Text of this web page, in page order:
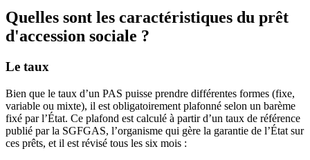
Quelles sont les caractéristiques du prêt
d'accession sociale ?
Le taux
Bien que le taux d’un PAS puisse prendre différentes formes (fixe,
variable ou mixte), il est obligatoirement plafonné selon un barème
fixé par l’État. Ce plafond est calculé à partir d’un taux de référence
publié par la SGFGAS, l’organisme qui gère la garantie de l’État sur
ces prêts, et il est révisé tous les six mois :